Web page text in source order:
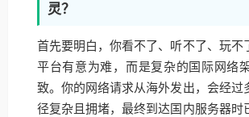
灵？
首先要明白，你看不了、听不了、玩不
平台有意为难，而是复杂的国际网络
致。你的网络请求从海外发出，会经过
径复杂且拥堵，最终到达国内服务器时